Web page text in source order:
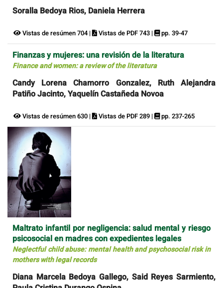
Soralla Bedoya Rios, Daniela Herrera
Vistas de resúmen 704 | Vistas de PDF 743 | pp. 39-47
Finanzas y mujeres: una revisión de la literatura
Finance and women: a review of the literatura
Candy Lorena Chamorro Gonzalez, Ruth Alejandra
Patiño Jacinto, Yaquelín Castañeda Novoa
Vistas de resúmen 630 | Vistas de PDF 289 | pp. 237-265
Maltrato infantil por negligencia: salud mental y riesgo
psicosocial en madres con expedientes legales
Neglectful child abuse: mental health and psychosocial risk in
mothers with legal records
Diana Marcela Bedoya Gallego, Said Reyes Sarmiento,